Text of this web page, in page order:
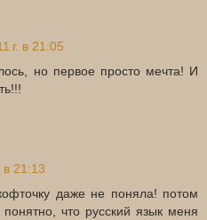
г. в 21:05
но первое просто мечта! И
в 21:13
даже не поняла! потом
что русский язык меня